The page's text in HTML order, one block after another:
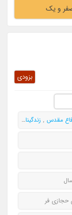
بزودی
مقدس , زندگینامه
حجازی فر